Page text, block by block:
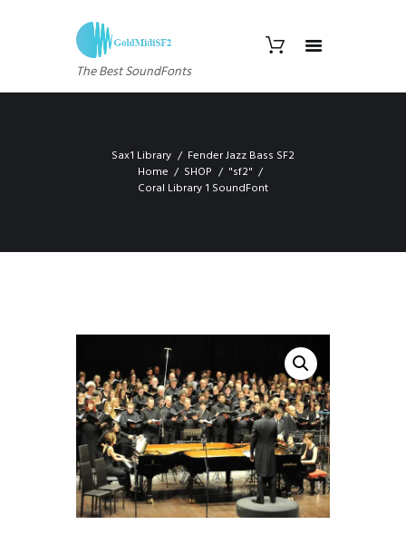
The Best SoundFonts
Sax1 Library
Fender Jazz Bass SF2
Home
SHOP
"sf2"
Coral Library 1 SoundFont